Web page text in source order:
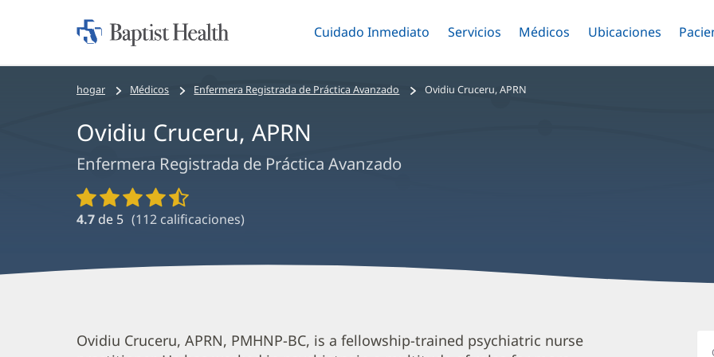
Saltar
Iniciar:
Alternar
Cuidado Inmediato Menú
Alternar
Servicios Menú
Alternar
Médicos Menú
Alternar
Ubicaciones Menú
Bread
navigation
hogar Médicos Enfermera Registrada de Práctica Avanzado Ovidiu Cruceru, APRN
Ovidiu Cruceru, APRN
Enfermera Registrada de Práctica Avanzado
Calificaciones
y
4.7 de 5 (112 calificaciones)
Ovidiu
Ovidiu Cruceru, APRN, PMHNP-BC, is a fellowship-trained psychiatric nurse